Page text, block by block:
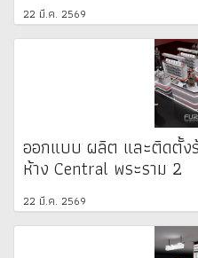
22 มี.ค. 2569
ออกแบบ ผลิต และติดตั้ง
ห้าง Central พระราม 2
22 มี.ค. 2569